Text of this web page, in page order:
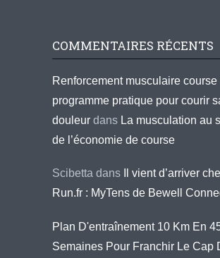
COMMENTAIRES RÉCENTS
Renforcement musculaire course
programme pratique pour courir
douleur dans La musculation au
de l’économie de course
Scibetta dans
Il vient d’arriver
Run.fr : MyTens de Bewell
Plan D'entraînement 10 Km En
Semaines Pour Franchir Le Cap